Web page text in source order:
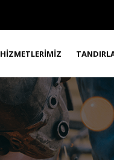
HIZMETLERIMIZ